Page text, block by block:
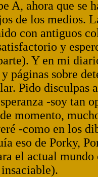
A, ahora que se
de los medios.
con antiguos
y
Y en mi
páginas sobre
Pido disculpas
-soy tan
momento,
-como en los
eso de Porky,
el actual